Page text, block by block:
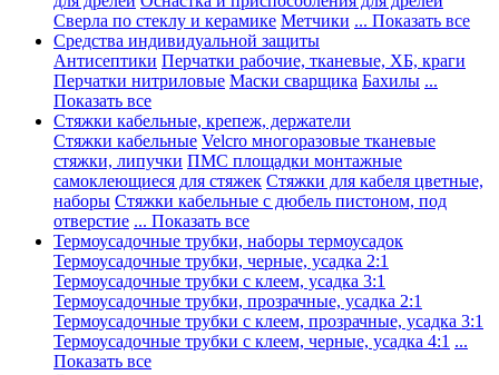
Сверла по стеклу и керамике Метчики ... Показать все
Средства индивидуальной защиты
Антисептики Перчатки рабочие, тканевые, ХБ, краги
Перчатки нитриловые Маски сварщика Бахилы ...
Показать все
Стяжки кабельные, крепеж, держатели
Стяжки кабельные Velcro многоразовые тканевые
стяжки, липучки ПМС площадки монтажные
самоклеющиеся для стяжек Стяжки для кабеля цветные,
наборы Стяжки кабельные с дюбель пистоном, под
отверстие ... Показать все
Термоусадочные трубки, наборы термоусадок
Термоусадочные трубки, черные, усадка 2:1
Термоусадочные трубки с клеем, усадка 3:1
Термоусадочные трубки, прозрачные, усадка 2:1
Термоусадочные трубки с клеем, прозрачные, усадка 3:1
Термоусадочные трубки с клеем, черные, усадка 4:1 ...
Показать все